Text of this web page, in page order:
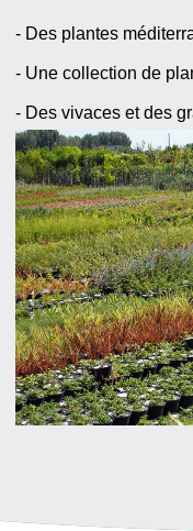
- Des plantes
- Une collection de
- Des vivaces et des